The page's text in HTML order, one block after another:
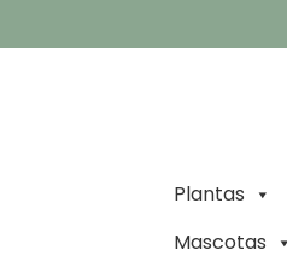
Plantas
Mascotas